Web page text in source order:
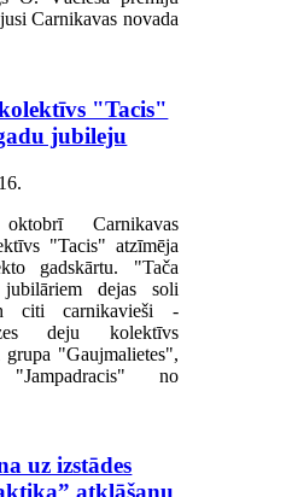
Carnikavas novada
"Tacis"
jubileju
.
Carnikavas
"Tacis" atzīmēja
gadskārtu. "Tača
dejas soli
citi carnikavieši -
deju kolektīvs
"Gaujmalietes",
no
uz izstādes